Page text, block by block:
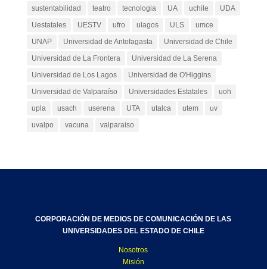
sustentabilidad
teatro tecnologia UA uchile
UDA
Uestatales
UESTV ufro ulagos ULS
umce
UNAP
Universidad de Antofagasta
Universidad de Chile
Universidad de La Frontera
Universidad de La Serena
Universidad de Los Lagos
Universidad de O'Higgins
Universidad de Valparaíso
Universidades Estatales
uoh
upla
usach userena UTA utalca utem
uv
uvalpo
vacuna valparaiso
CORPORACIÓN DE MEDIOS DE COMUNICACIÓN DE LAS
UNIVERSIDADES DEL ESTADO DE CHILE
Nosotros
Misión